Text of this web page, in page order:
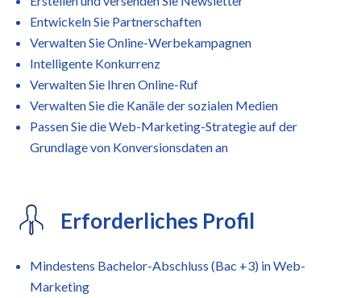
Entwickeln Sie Partnerschaften
Verwalten Sie Online-Werbekampagnen
Intelligente Konkurrenz
Verwalten Sie Ihren Online-Ruf
Verwalten Sie die Kanäle der sozialen Medien
Passen Sie die Web-Marketing-Strategie auf der
Grundlage von Konversionsdaten an
Erforderliches Profil
Mindestens Bachelor-Abschluss (Bac +3) in Web-
Marketing